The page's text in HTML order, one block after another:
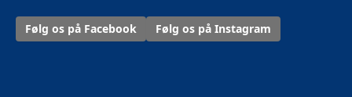
Følg os på Facebook Følg os på Instagram